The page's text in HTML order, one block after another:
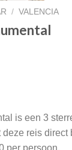
/ VALENCIA
is een 3
reis direct